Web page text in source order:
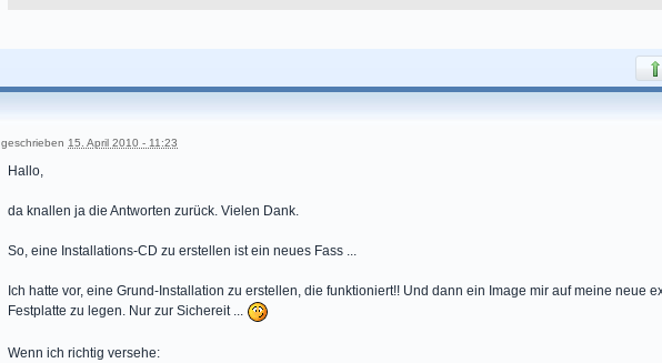
geschrieben 15. April 2010 - 11:23
Hallo,
da knallen ja die Antworten zurück. Vielen Dank.
So, eine Installations-CD zu erstellen ist ein neues Fass ...
Ich hatte vor, eine Grund-Installation zu erstellen, die funktioniert!! Und dann ein Image mir auf meine neue
Festplatte zu legen. Nur zur Sichereit ...
Wenn ich richtig versehe: